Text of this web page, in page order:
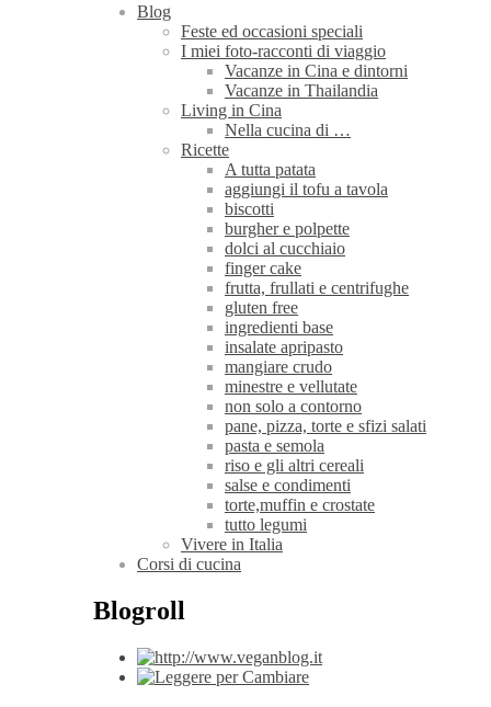
Blog
Feste ed occasioni speciali
I miei foto-racconti di viaggio
Vacanze in Cina e dintorni
Vacanze in Thailandia
Living in Cina
Nella cucina di …
Ricette
A tutta patata
aggiungi il tofu a tavola
biscotti
burgher e polpette
dolci al cucchiaio
finger cake
frutta, frullati e centrifughe
gluten free
ingredienti base
insalate apripasto
mangiare crudo
minestre e vellutate
non solo a contorno
pane, pizza, torte e sfizi salati
pasta e semola
riso e gli altri cereali
salse e condimenti
torte,muffin e crostate
tutto legumi
Vivere in Italia
Corsi di cucina
Blogroll